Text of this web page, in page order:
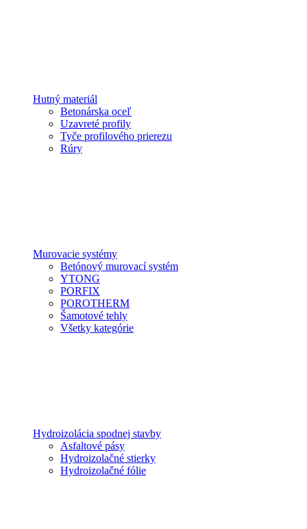
Hutný materiál
Betonárska oceľ
Uzavreté profily
Tyče profilového prierezu
Rúry
Murovacie systémy
Betónový murovací systém
YTONG
PORFIX
POROTHERM
Šamotové tehly
Všetky kategórie
Hydroizolácia spodnej stavby
Asfaltové pásy
Hydroizolačné stierky
Hydroizolačné fólie